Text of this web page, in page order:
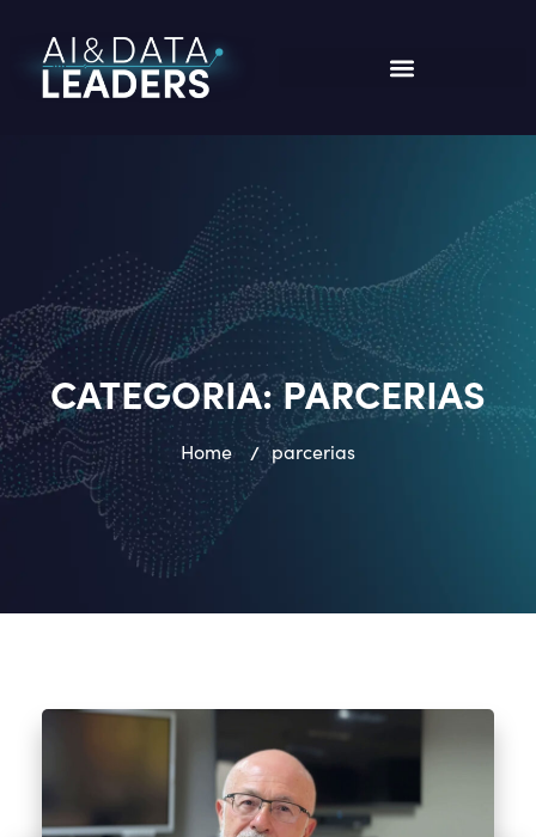
CATEGORIA:PARCERIAS
Home / parcerias